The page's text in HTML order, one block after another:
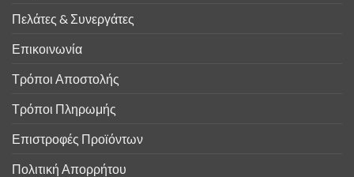
Πελάτες & Συνεργάτες
Επικοινωνία
Τρόποι Αποστολής
Τρόποι Πληρωμής
Επιστροφές Προϊόντων
Πολιτική Απορρήτου